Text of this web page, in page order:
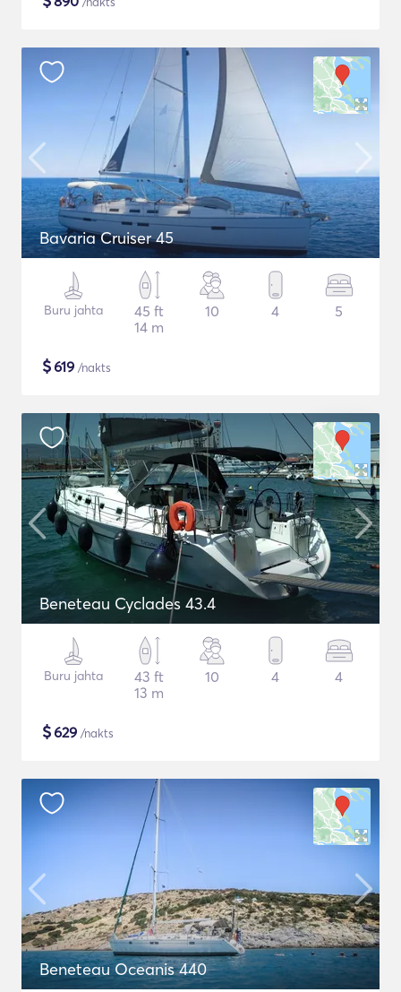
Bavaria Cruiser 45
Buru jahta
45 ft
14 m
10 4 5
$619 /nakts
Beneteau Cyclades 43.4
Buru jahta
43 ft
13 m
10 4 4
$629 /nakts
Beneteau Oceanis 440